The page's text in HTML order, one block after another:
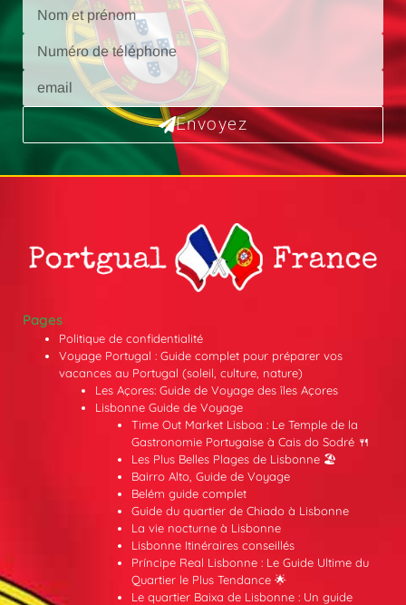
Envoyez
Pages
Politique de confidentialité
Voyage Portugal : Guide complet pour préparer vos
vacances au Portugal (soleil, culture, nature)
Les Açores: Guide de Voyage des îles Açores
Lisbonne Guide de Voyage
Time Out Market Lisboa : Le Temple de la
Gastronomie Portugaise à Cais do Sodré 🍴
Les Plus Belles Plages de Lisbonne 🏖️
Bairro Alto, Guide de Voyage
Belém guide complet
Guide du quartier de Chiado à Lisbonne
La vie nocturne à Lisbonne
Lisbonne Itinéraires conseillés
Príncipe Real Lisbonne : Le Guide Ultime du
Quartier le Plus Tendance 🌟
Le quartier Baixa de Lisbonne : Un guide